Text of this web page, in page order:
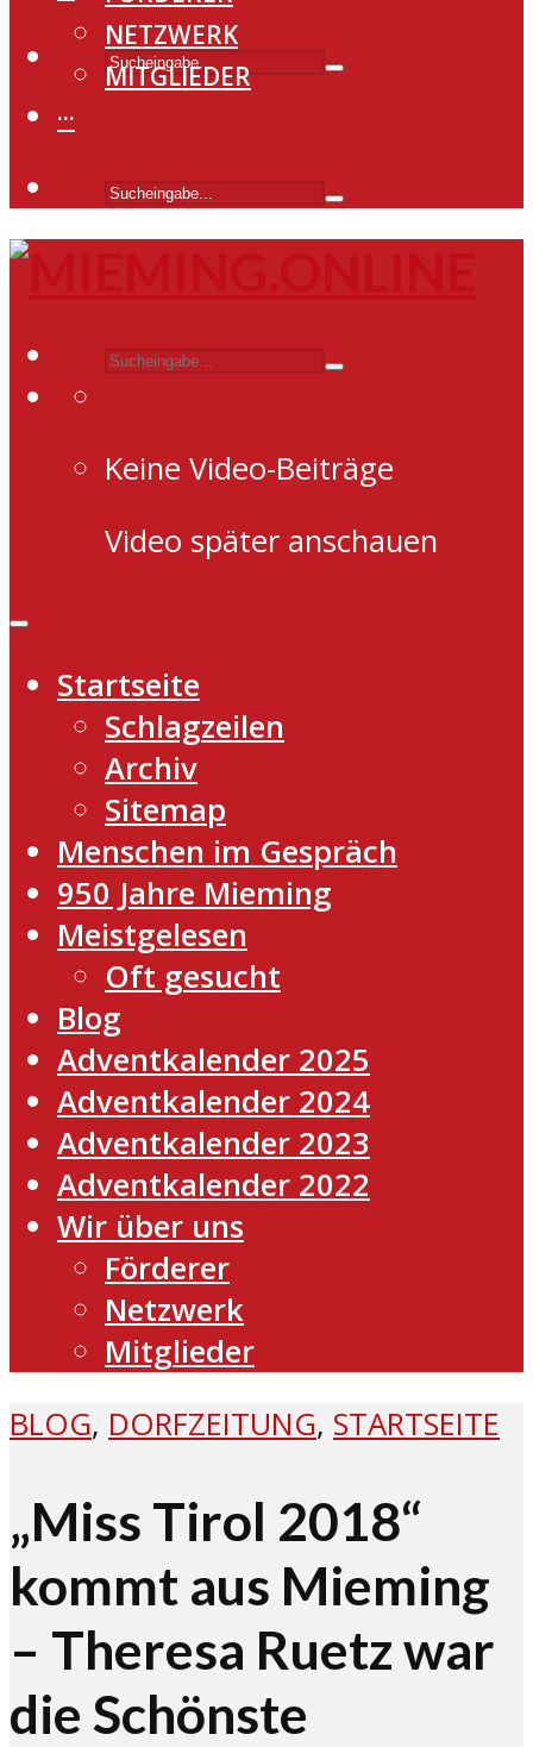
NETZWERK
MITGLIEDER
···
Keine Video-Beiträge
Video später anschauen
Startseite
Schlagzeilen
Archiv
Sitemap
Menschen im Gespräch
950 Jahre Mieming
Meistgelesen
Oft gesucht
Blog
Adventkalender 2025
Adventkalender 2024
Adventkalender 2023
Adventkalender 2022
Wir über uns
Förderer
Netzwerk
Mitglieder
BLOG, DORFZEITUNG, STARTSEITE
„Miss Tirol 2018“
kommt aus Mieming
– Theresa Ruetz war
die Schönste